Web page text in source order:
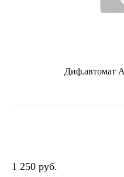
Диф.автомат
1 250 руб.